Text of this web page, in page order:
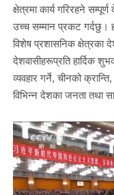
क्षेत्रमा कार्य गरिरहने
उच्च सम्मान प्रकट गर्दछु।
विशेष प्रशासनिक क्षेत्रका
देशवासीहरूप्रति हार्दिक
व्यवहार गर्ने, चीनको
विभिन्न देशका जनता तथा